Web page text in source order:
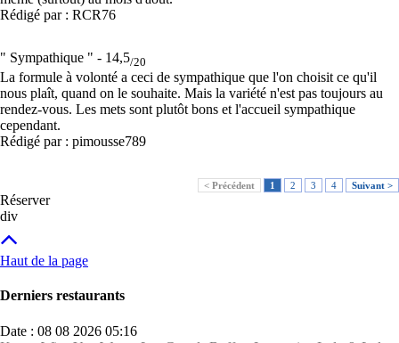
Rédigé par : RCR76
" Sympathique " - 14,5/20
La formule à volonté a ceci de sympathique que l'on choisit ce qu'il
nous plaît, quand on le souhaite. Mais la variété n'est pas toujours au
rendez-vous. Les mets sont plutôt bons et l'accueil sympathique
cependant.
Rédigé par : pimousse789
< Précédent 1 2 3 4 Suivant >
Réserver
div
Haut de la page
Derniers restaurants
Date : 08 08 2026 05:16